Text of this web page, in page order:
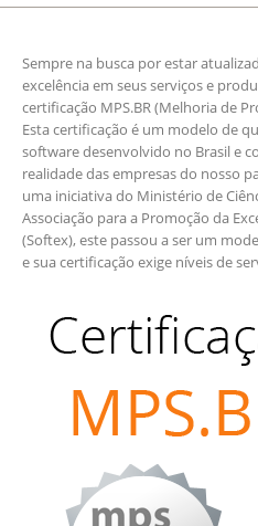
Sempre na busca por estar
excelência em seus serviços e
certificação MPS.BR (Melhoria de
Esta certificação é um modelo de
software desenvolvido no Brasil e
realidade das empresas do nosso
uma iniciativa do Ministério de
Associação para a Promoção da
(Softex), este passou a ser um
e sua certificação exige níveis de